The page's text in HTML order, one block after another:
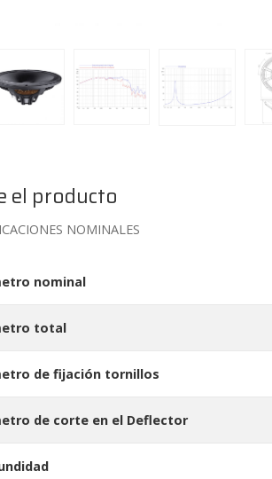
el producto
NOMINALES
nominal
total
de fijación tornillos
de corte en el Deflector